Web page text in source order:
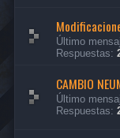
Último
Respuestas:
CAMBIO
Último
Respuestas: